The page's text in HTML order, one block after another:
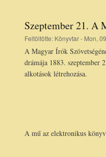
Szeptember 21. A
Feltöltötte: Könyvtar- Mon,
A Magyar Írók
drámája 1883. szeptember
alkotások létrehozása.
A mű az elektronikus